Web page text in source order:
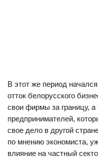
В этот же период
отток белорусского
свои фирмы за границу,
предпринимателей,
свое дело в другой
по мнению экономиста,
влияние на частный